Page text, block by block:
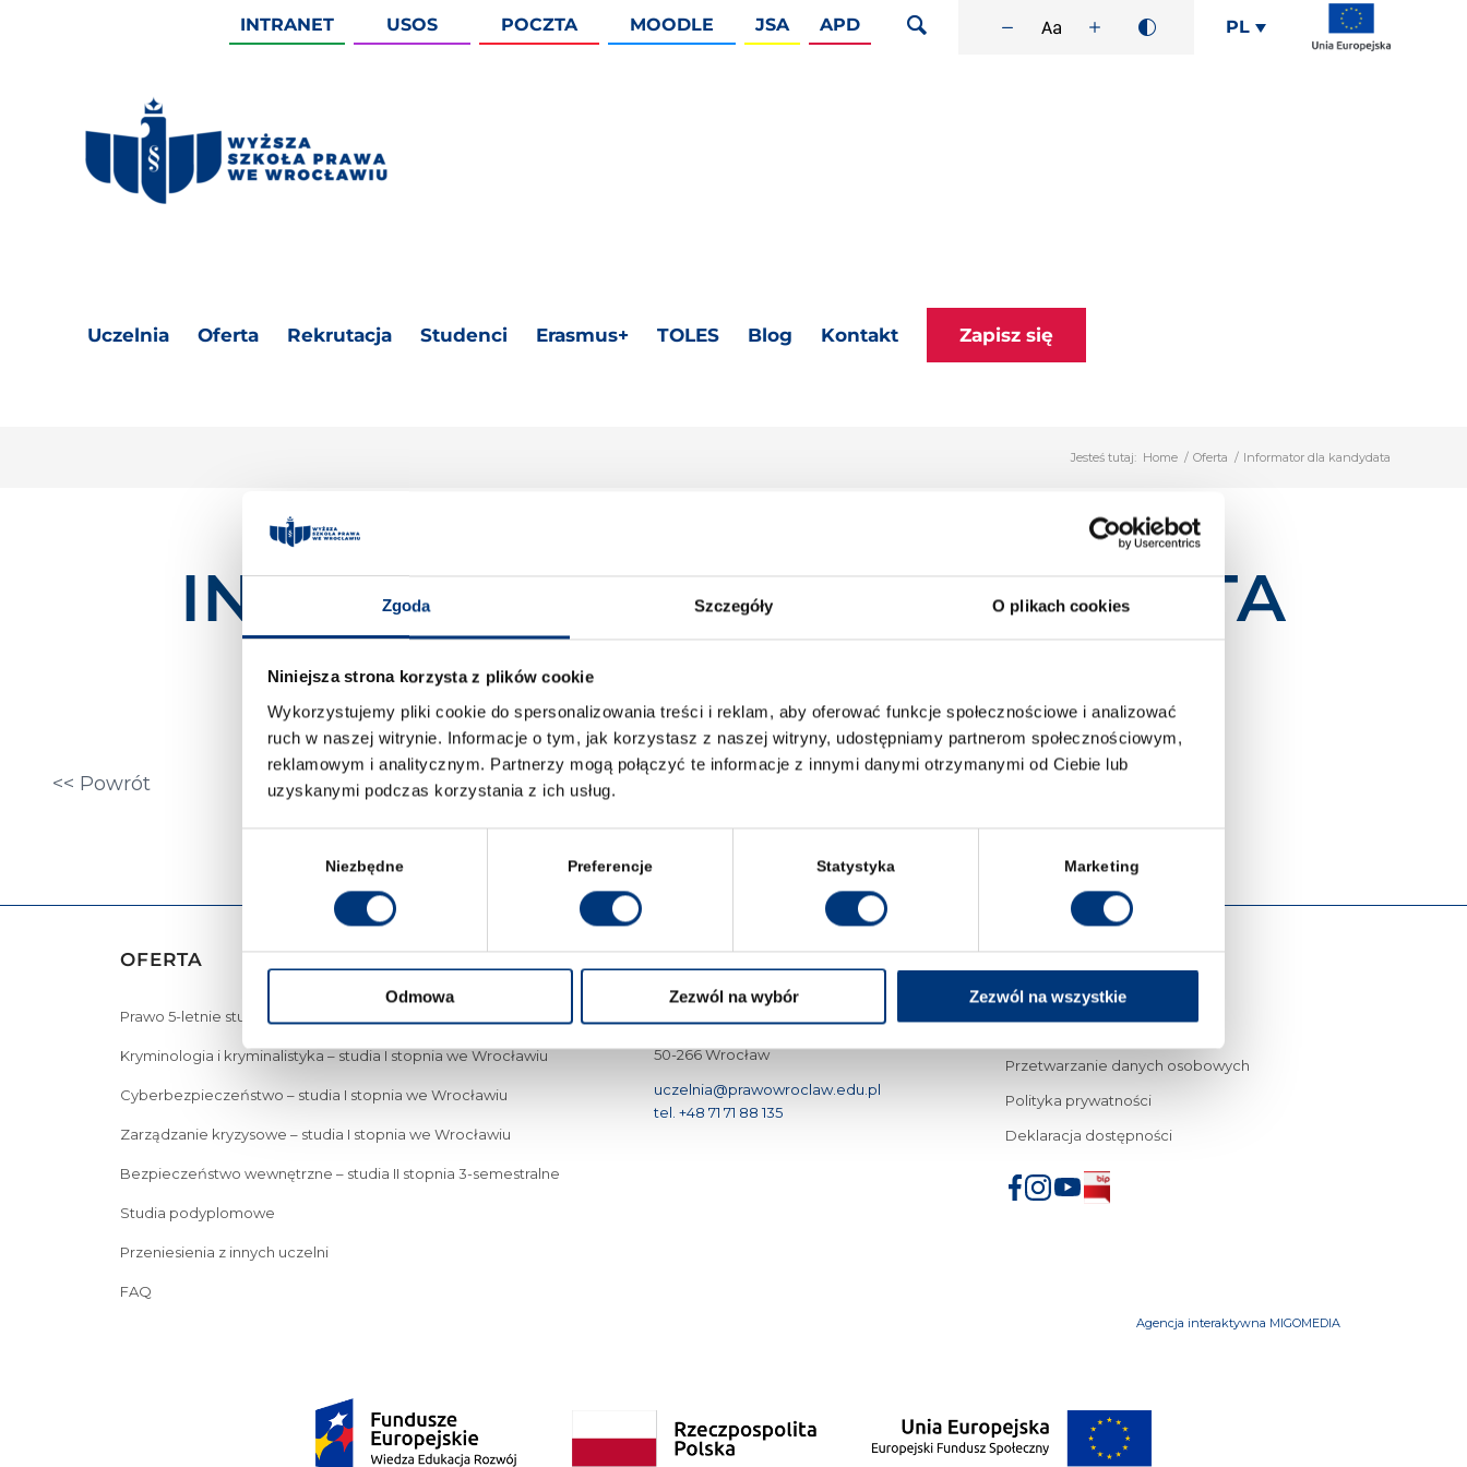
Zgoda Szczegóły O plikach cookies
Niniejsza strona korzysta z plików cookie
Wykorzystujemy pliki cookie do spersonalizowania treści i reklam, aby oferować funkcje społecznościowe i analizować
ruch w naszej witrynie. Informacje o tym, jak korzystasz z naszej witryny, udostępniamy partnerom społecznościowym,
reklamowym i analitycznym. Partnerzy mogą połączyć te informacje z innymi danymi otrzymanymi od Ciebie lub
uzyskanymi podczas korzystania z ich usług.
Niezbędne Preferencje Statystyka Marketing
Odmowa Zezwól na wybór Zezwól na wszystkie
INTRANET USOS POCZTA MOODLE JSA APD PL
Uczelnia Oferta Rekrutacja Studenci Erasmus+ TOLES Blog Kontakt Zapisz się
Jesteś tutaj: Home / Oferta / Informator dla kandydata
INFORMATOR DLA KANDYDATA
<< Powrót
Zobacz Informator dla kandydata i dowiedz się więcej o Wyższej Szkole
OFERTA
Prawo 5-letnie studia
Kryminologia i kryminalistyka – studia I stopnia we Wrocławiu
Cyberbezpieczeństwo – studia I stopnia we Wrocławiu
Zarządzanie kryzysowe – studia I stopnia we Wrocławiu
Bezpieczeństwo wewnętrzne – studia II stopnia 3-semestralne
Studia podyplomowe
Przeniesienia z innych uczelni
FAQ
Wyższa Szkoła Prawa we Wrocławiu
50-266 Wrocław
uczelnia@prawowroclaw.edu.pl
tel. +48 71 71 88 135
© Copyright 2015 – 2023
Przetwarzanie danych osobowych
Polityka prywatności
Deklaracja dostępności
Agencja interaktywna MIGOMEDIA